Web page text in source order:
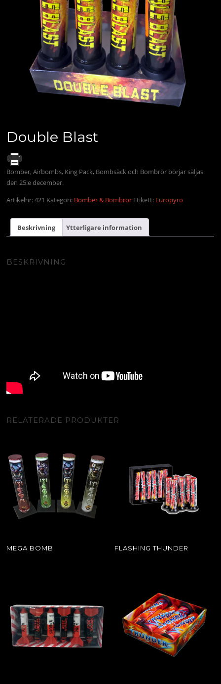
Double Blast
Bomber, Airbombs, King Pack, Bombsäck och Bombrör börjar säljas
den 25:e december.
Artikelnr:421 Kategori: Bomber & Bombrör Etikett: Europyro
Beskrivning Ytterligare information
BESKRIVNING
RELATERADE PRODUKTER
MEGA BOMB FLASHING THUNDER